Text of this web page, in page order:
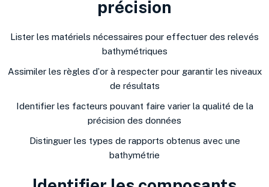
précision
Lister les matériels nécessaires pour effectuer des relevés
bathymétriques
Assimiler les règles dʼor à respecter pour garantir les niveaux
de résultats
Identifier les facteurs pouvant faire varier la qualité de la
précision des données
Distinguer les types de rapports obtenus avec une
bathymétrie